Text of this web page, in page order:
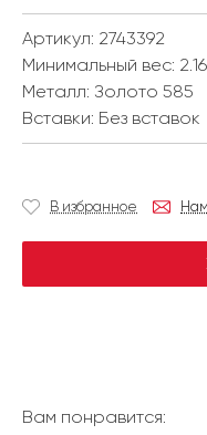
Артикул: 2743392
Минимальный вес: 2.16
Металл: Золото 585
Вставки: Без вставок
В избранное
Вам понравится: